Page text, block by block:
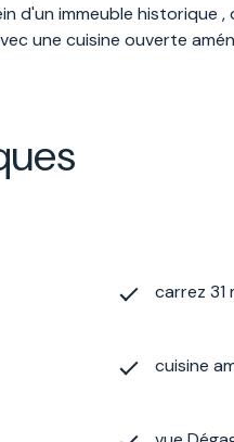
sein d'un immeuble
une cuisine ouverte
carrez 31
cuisine